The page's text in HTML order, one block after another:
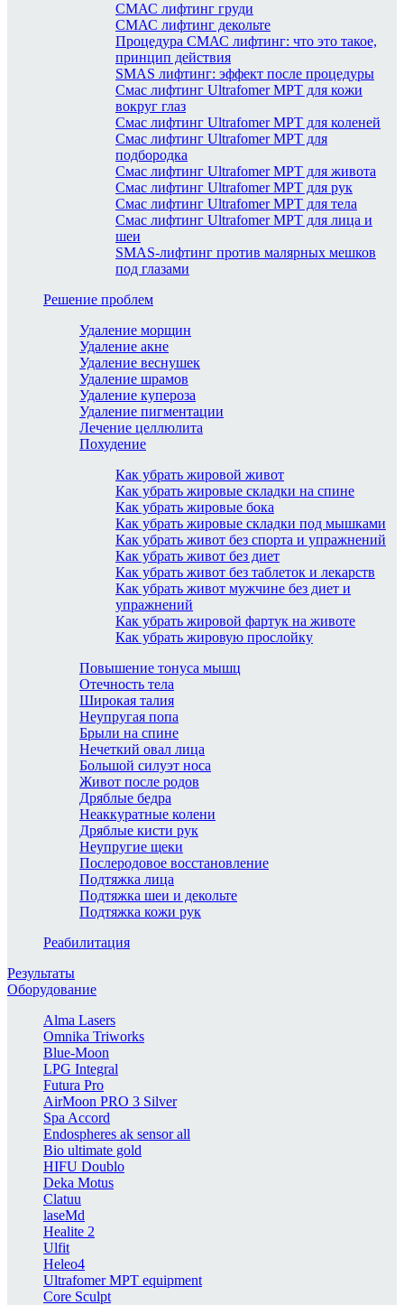
СМАС лифтинг груди
СМАС лифтинг декольте
Процедура СМАС лифтинг: что это такое,
принцип действия
SMAS лифтинг: эффект после процедуры
Смас лифтинг Ultrafomer MPT для кожи
вокруг глаз
Смас лифтинг Ultrafomer MPT для коленей
Смас лифтинг Ultrafomer MPT для
подбородка
Смас лифтинг Ultrafomer MPT для живота
Смас лифтинг Ultrafomer MPT для рук
Смас лифтинг Ultrafomer MPT для тела
Смас лифтинг Ultrafomer MPT для лица и
шеи
SMAS-лифтинг против малярных мешков
под глазами
Решение проблем
Удаление морщин
Удаление акне
Удаление веснушек
Удаление шрамов
Удаление купероза
Удаление пигментации
Лечение целлюлита
Похудение
Как убрать жировой живот
Как убрать жировые складки на спине
Как убрать жировые бока
Как убрать жировые складки под мышками
Как убрать живот без спорта и упражнений
Как убрать живот без диет
Как убрать живот без таблеток и лекарств
Как убрать живот мужчине без диет и
упражнений
Как убрать жировой фартук на животе
Как убрать жировую прослойку
Повышение тонуса мышц
Отечность тела
Широкая талия
Неупругая попа
Брыли на спине
Нечеткий овал лица
Большой силуэт носа
Живот после родов
Дряблые бедра
Неаккуратные колени
Дряблые кисти рук
Неупругие щеки
Послеродовое восстановление
Подтяжка лица
Подтяжка шеи и декольте
Подтяжка кожи рук
Реабилитация
Результаты
Оборудование
Alma Lasers
Omnika Triworks
Blue-Moon
LPG Integral
Futura Pro
AirMoon PRO 3 Silver
Spa Accord
Endospheres ak sensor all
Bio ultimate gold
HIFU Doublo
Deka Motus
Clatuu
laseMd
Healite 2
Ulfit
Heleo4
Ultrafomer MPT equipment
Core Sculpt